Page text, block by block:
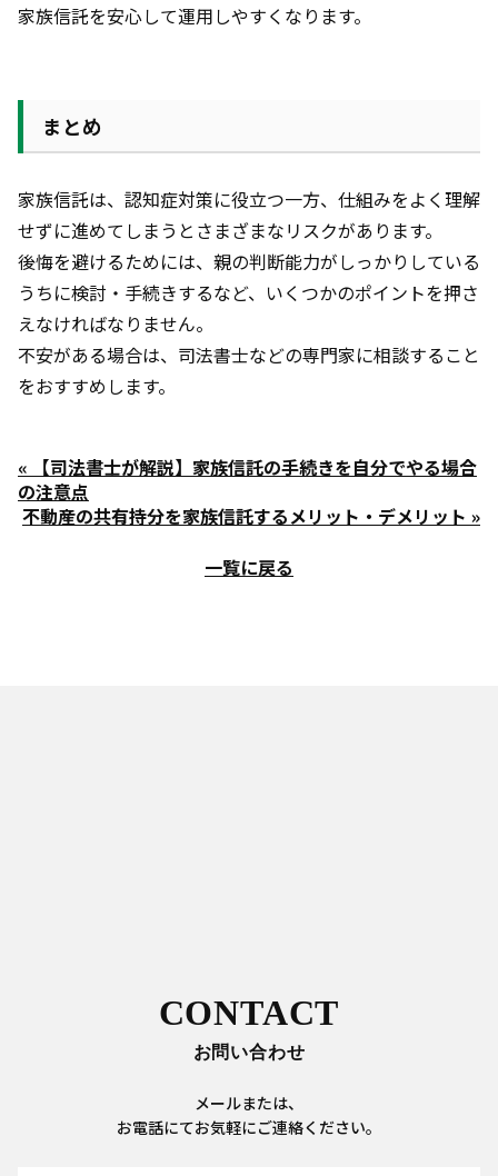
家族信託を安心して運用しやすくなります。
まとめ
家族信託は、認知症対策に役立つ一方、仕組みをよく理解
せずに進めてしまうとさまざまなリスクがあります。
後悔を避けるためには、親の判断能力がしっかりしている
うちに検討・手続きするなど、いくつかのポイントを押さ
えなければなりません。
不安がある場合は、司法書士などの専門家に相談すること
をおすすめします。
« 【司法書士が解説】家族信託の手続きを自分でやる場合
の注意点
不動産の共有持分を家族信託するメリット・デメリット »
一覧に戻る
CONTACT
お問い合わせ
メールまたは、
お電話にてお気軽にご連絡ください。